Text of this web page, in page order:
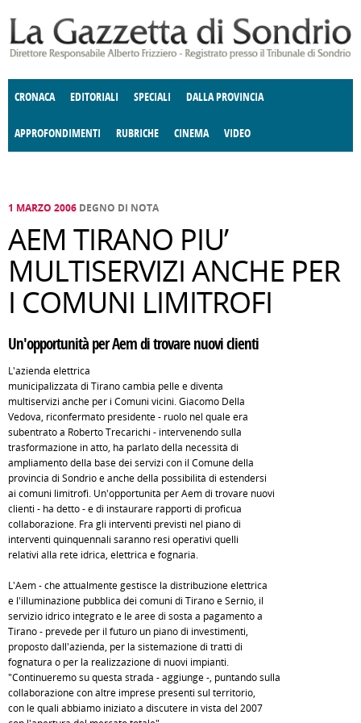
CRONACA EDITORIALI SPECIALI DALLA PROVINCIA
APPROFONDIMENTI
E SPETTACOLI POLITICA
RUBRICHE
DELLE IDEE FATTI DELLO SPIRITO
CINEMA VIDEO
1 MARZO 2006 DEGNO DI NOTA
AEM TIRANO PIU’
MULTISERVIZI ANCHE PER
I COMUNI LIMITROFI
Un'opportunità per Aem di trovare nuovi clienti
L'azienda elettrica
municipalizzata di Tirano cambia pelle e diventa
multiservizi anche per i Comuni vicini. Giacomo Della
Vedova, riconfermato presidente - ruolo nel quale era
subentrato a Roberto Trecarichi - intervenendo sulla
trasformazione in atto, ha parlato della necessità di
ampliamento della base dei servizi con il Comune della
provincia di Sondrio e anche della possibilità di estendersi
ai comuni limitrofi. Un'opportunità per Aem di trovare nuovi
clienti - ha detto - e di instaurare rapporti di proficua
collaborazione. Fra gli interventi previsti nel piano di
interventi quinquennali saranno resi operativi quelli
relativi alla rete idrica, elettrica e fognaria.
L'Aem - che attualmente gestisce la distribuzione elettrica
e l'illuminazione pubblica dei comuni di Tirano e Sernio, il
servizio idrico integrato e le aree di sosta a pagamento a
Tirano - prevede per il futuro un piano di investimenti,
proposto dall'azienda, per la sistemazione di tratti di
fognatura o per la realizzazione di nuovi impianti.
"Continueremo su questa strada - aggiunge -, puntando sulla
collaborazione con altre imprese presenti sul territorio,
con le quali abbiamo iniziato a discutere in vista del 2007